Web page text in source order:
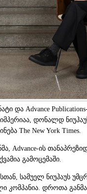
და Advance
დონალდ
The New York Times.
Advance-ის
გამოცემაში.
სამუელ ნიუჰაუს
კომპანია. დროთა